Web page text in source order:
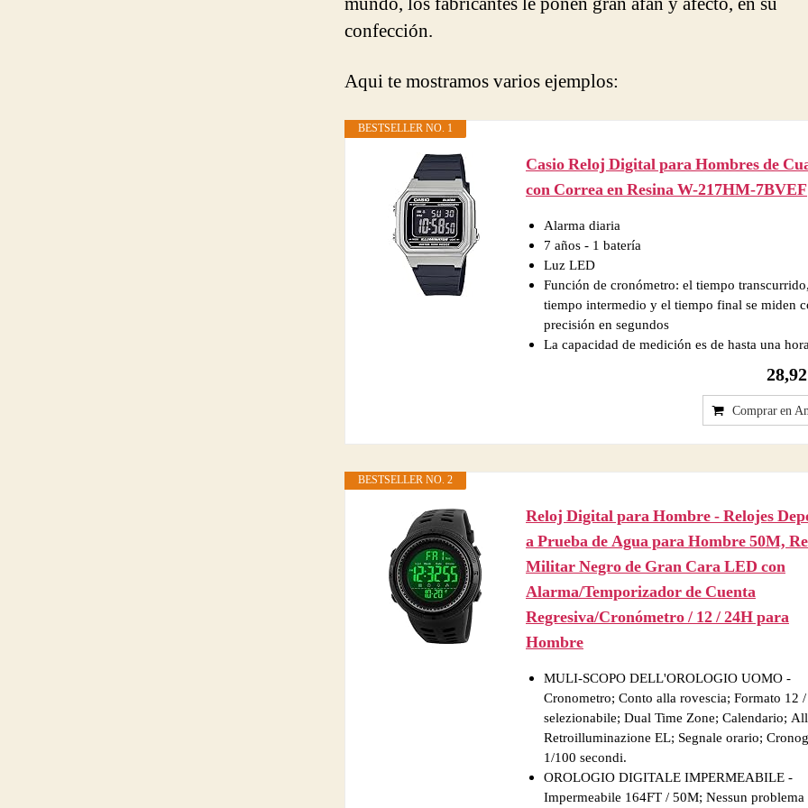
confección.
Aqui te mostramos varios ejemplos:
BESTSELLER NO. 1
Casio Reloj Digital para Hombres de
con Correa en Resina W-217HM-7BVEF
Alarma diaria
7 años - 1 batería
Luz LED
Función de cronómetro: el tiempo
tiempo intermedio y el tiempo final se miden
precisión en segundos
La capacidad de medición es de hasta una
Comprar en
BESTSELLER NO. 2
Reloj Digital para Hombre - Relojes
a Prueba de Agua para Hombre 50M,
Militar Negro de Gran Cara LED con
Alarma/Temporizador de Cuenta
Regresiva/Cronómetro / 12 / 24H para
Hombre
MULI-SCOPO DELL'OROLOGIO UOMO -
Cronometro; Conto alla rovescia; Formato 12
selezionabile; Dual Time Zone; Calendario;
Retroilluminazione EL; Segnale orario;
1/100 secondi.
OROLOGIO DIGITALE IMPERMEABILE -
Impermeabile 164FT / 50M; Nessun problema